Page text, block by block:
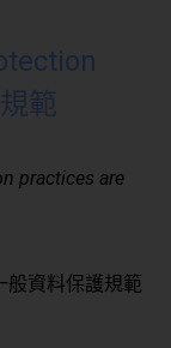
範
practices are
般資料保護規範